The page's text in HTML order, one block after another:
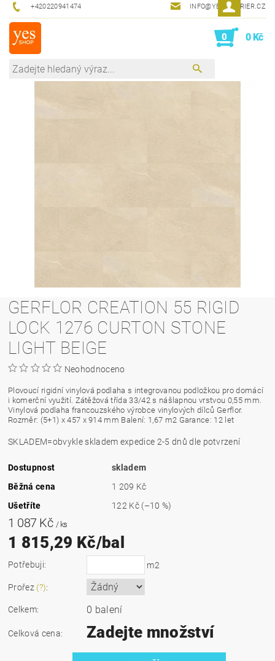
+420220941474 INFO@YESINTERIER.CZ
0 0 Kč
GERFLOR CREATION 55 RIGID
LOCK 1276 CURTON STONE
LIGHT BEIGE
Neohodnoceno
Plovoucí rigidní vinylová podlaha s integrovanou podložkou pro domácí
i komerční využití. Zátěžová třída 33/42 s nášlapnou vrstvou 0,55 mm.
Vinylová podlaha francouzského výrobce vinylových dílců Gerflor.
Rozměr: (5+1) x 457 x 914 mm Balení: 1,67 m2 Garance: 12 let
SKLADEM=obvykle skladem expedice 2-5 dnů dle potvrzení
Dostupnost
skladem
Běžná cena
1 209 Kč
Ušetříte
122 Kč (–10 %)
1 087 Kč / ks
1 815,29 Kč/bal
Potřebuji: m2
Prořez (?):
Celkem: 0 balení
Celková cena: Zadejte množství